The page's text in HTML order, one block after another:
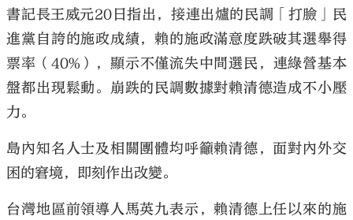
大公文匯
書記長王威元20日指出，接連出爐的民調「打臉」民
進黨自誇的施政成績，賴的施政滿意度跌破其選舉得
票率（40%），顯示不僅流失中間選民，連綠營基本
盤都出現鬆動。崩跌的民調數據對賴清德造成不小壓
力。
島內知名人士及相關團體均呼籲賴清德，面對內外交
困的窘境，即刻作出改變。
台灣地區前領導人馬英九表示，賴清德上任以來的施